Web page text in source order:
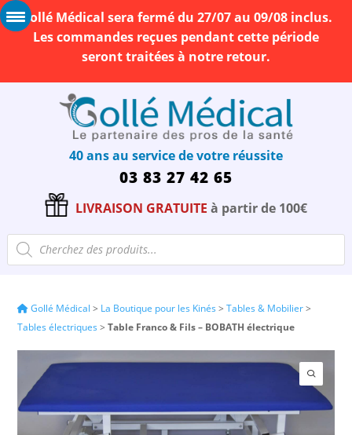
Gollé Médical sera fermé du 27/07 au 09/08 inclus.
Les commandes reçues pendant cette période
seront traitées à notre retour.
40 ans au service de votre réussite
03 83 27 42 65
LIVRAISON GRATUITE à partir de 100€
Recherche
de
produits
Gollé Médical > La Boutique pour les Kinés >Tables & Mobilier>
Tables électriques >Table Franco & Fils – BOBATH électrique